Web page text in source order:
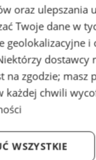
oraz ulepszania
Twoje dane w
geolokalizacyjne
dostawcy
na zgodzie; masz
każdej chwili
WSZYSTKIE